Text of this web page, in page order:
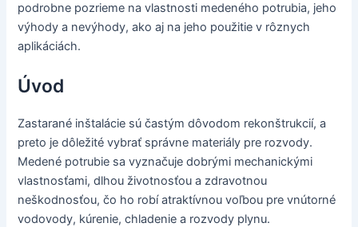
podrobne pozrieme na vlastnosti medeného potrubia, jeho
výhody a nevýhody, ako aj na jeho použitie v rôznych
aplikáciách.
Úvod
Zastarané inštalácie sú častým dôvodom rekonštrukcií, a
preto je dôležité vybrať správne materiály pre rozvody.
Medené potrubie sa vyznačuje dobrými mechanickými
vlastnosťami, dlhou životnosťou a zdravotnou
neškodnosťou, čo ho robí atraktívnou voľbou pre vnútorné
vodovody, kúrenie, chladenie a rozvody plynu.